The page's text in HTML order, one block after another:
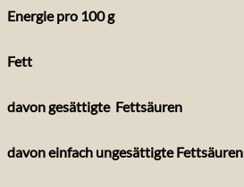
Energie pro 100 g
Fett
davon gesättigte Fettsäuren
davon einfach ungesättigte Fettsäuren